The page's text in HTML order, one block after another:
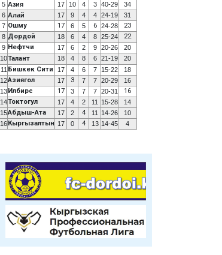
5 Азия 17 10 4 3 40-29
34
6 Алай 17 9 4 4 24-19
31
7 Ошму 17 6 5 6 24-28 23
8 Дордой 18 6 4 8 25-24 22
9 Нефтчи 17 6 2 9 20-26
20
10Талант 18 4 8 6 21-19
20
11 Бишкек Сити 17 4 6 7 15-22
18
12Азиягол 17 3 7 7 20-29
16
13 Илбирс 17 3 7 7 20-31 16
14Токтогул 17 4 2 11 15-28
14
15Абдыш-Ата 17 2 4 11 14-26
10
16 Кыргызалтын 17 0 4 13 14-45 4